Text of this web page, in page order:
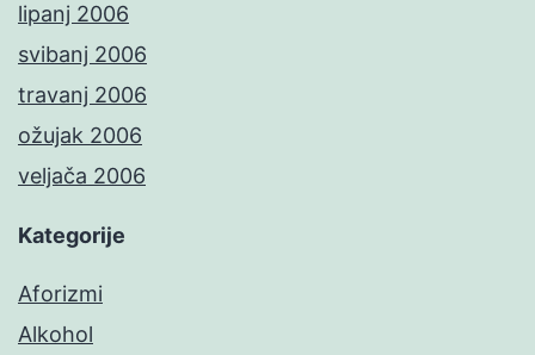
lipanj 2006
svibanj 2006
travanj 2006
ožujak 2006
veljača 2006
Kategorije
Aforizmi
Alkohol